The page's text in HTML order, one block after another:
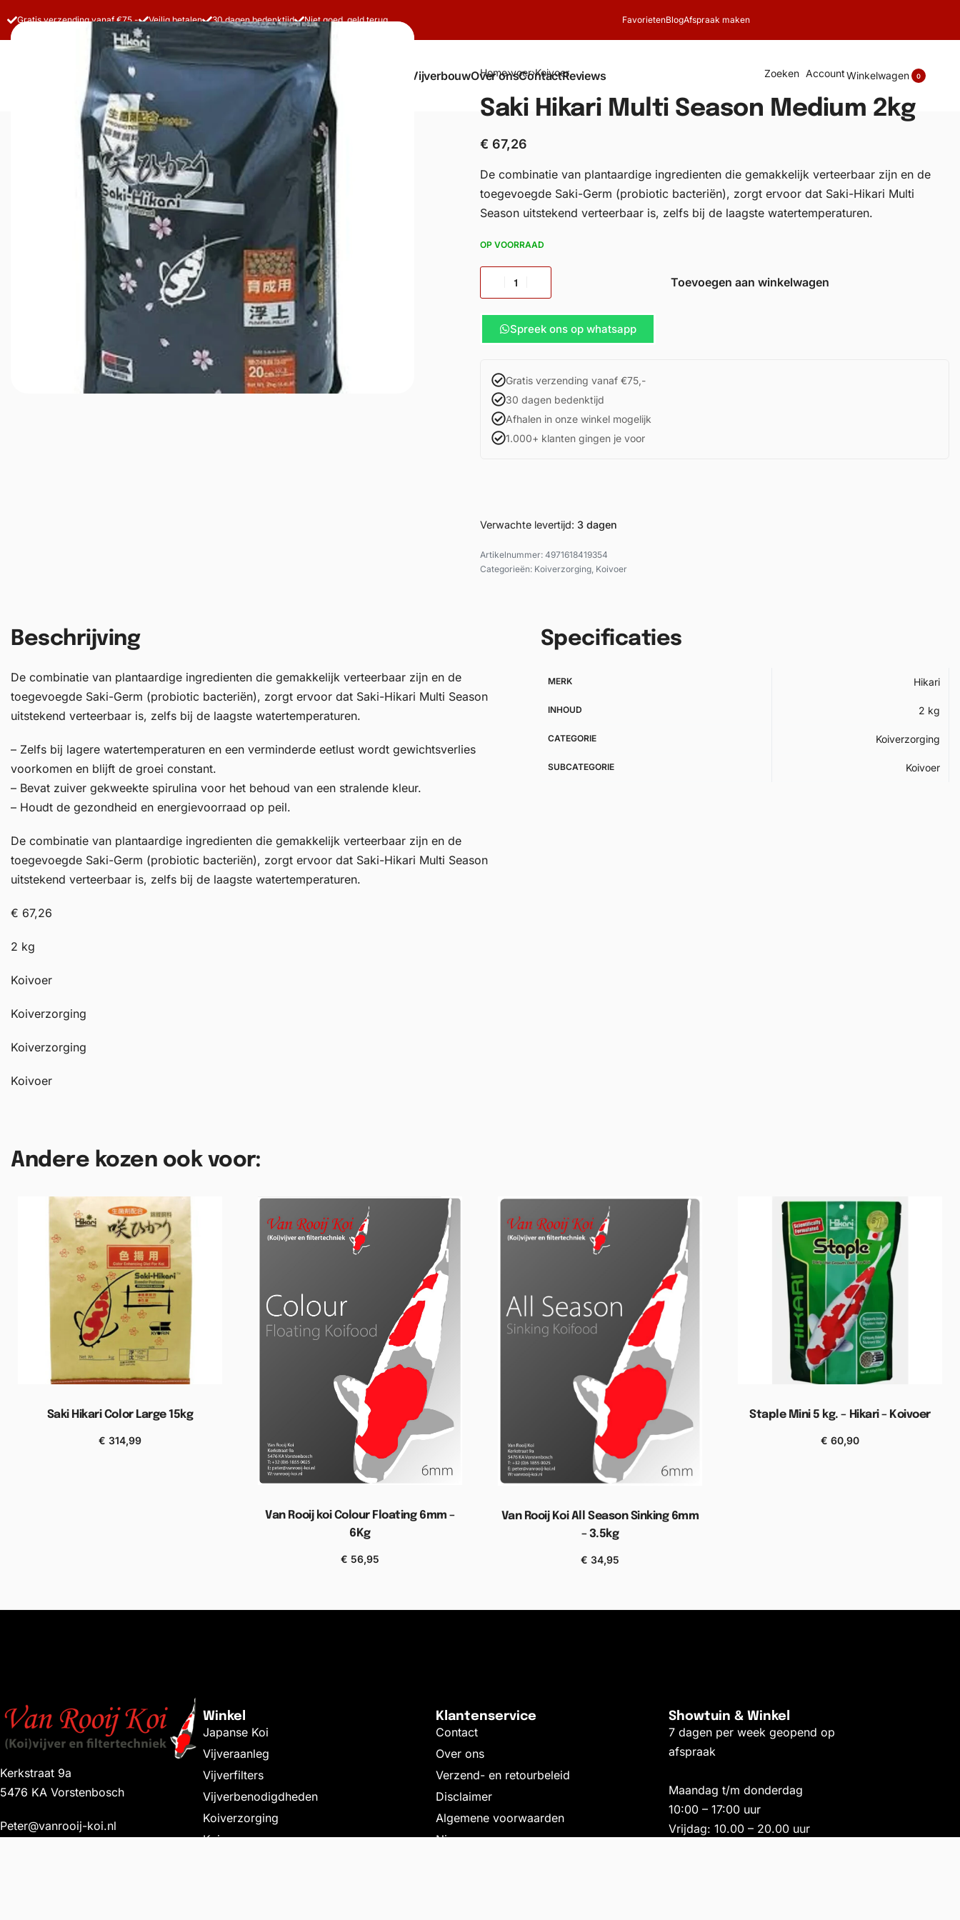
Gratis verzending vanaf €75,- Veilig betalen 30 dagen bedenktijd Niet goed, geld terug FavorietenBlogAfspraak maken
VijverbouwOver onsContactReviews Zoeken AccountWinkelwagen 0
Home›voer›Koivoer
Saki Hikari Multi Season Medium 2kg
€ 67,26
De combinatie van plantaardige ingredienten die gemakkelijk verteerbaar zijn en de
toegevoegde Saki-Germ (probiotic bacteriën), zorgt ervoor dat Saki-Hikari Multi
Season uitstekend verteerbaar is, zelfs bij de laagste watertemperaturen.
OP VOORRAAD
Toevoegen aan winkelwagen
Spreek ons op whatsapp
Gratis verzending vanaf €75,-
30 dagen bedenktijd
Afhalen in onze winkel mogelijk
1.000+ klanten gingen je voor
Verwachte levertijd: 3 dagen
4971618419354
Categorieën: Koiverzorging Koivoer
Beschrijving
De combinatie van plantaardige ingredienten die gemakkelijk verteerbaar zijn en de
toegevoegde Saki-Germ (probiotic bacteriën), zorgt ervoor dat Saki-Hikari Multi Season
uitstekend verteerbaar is, zelfs bij de laagste watertemperaturen.
– Zelfs bij lagere watertemperaturen en een verminderde eetlust wordt gewichtsverlies
voorkomen en blijft de groei constant.
– Bevat zuiver gekweekte spirulina voor het behoud van een stralende kleur.
– Houdt de gezondheid en energievoorraad op peil.
De combinatie van plantaardige ingredienten die gemakkelijk verteerbaar zijn en de
toegevoegde Saki-Germ (probiotic bacteriën), zorgt ervoor dat Saki-Hikari Multi Season
uitstekend verteerbaar is, zelfs bij de laagste watertemperaturen.
€ 67,26
2 kg
Koivoer
Koiverzorging
Koiverzorging
Koivoer
Specificaties
MERK Hikari
INHOUD 2 kg
CATEGORIE Koiverzorging
SUBCATEGORIE Koivoer
Andere kozen ook voor:
Saki Hikari Color Large 15kg
€ 314,99
Van Rooij koi Colour Floating 6mm –
6Kg
€ 56,95
Van Rooij Koi All Season Sinking 6mm
– 3.5kg
€ 34,95
Staple Mini 5 kg. – Hikari – Koivoer
€ 60,90
Kerkstraat 9a
5476 KA Vorstenbosch
Peter@vanrooij-koi.nl
Winkel
Japanse Koi
Vijveraanleg
Vijverfilters
Vijverbenodigdheden
Koiverzorging
Koivoer
Klantenservice
Contact
Over ons
Verzend- en retourbeleid
Disclaimer
Algemene voorwaarden
Nieuws
Showtuin & Winkel
7 dagen per week geopend op
afspraak
Maandag t/m donderdag
10:00 – 17:00 uur
Vrijdag: 10.00 – 20.00 uur